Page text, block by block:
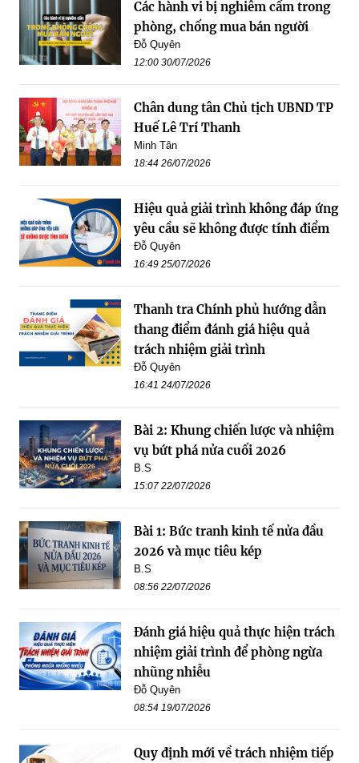
Các hành vi bị nghiêm cấm trong
phòng, chống mua bán người
Đỗ Quyên
12:00 30/07/2026
Chân dung tân Chủ tịch UBND TP
Huế Lê Trí Thanh
Minh Tân
18:44 26/07/2026
Hiệu quả giải trình không đáp ứng
yêu cầu sẽ không được tính điểm
Đỗ Quyên
16:49 25/07/2026
Thanh tra Chính phủ hướng dẫn
thang điểm đánh giá hiệu quả
trách nhiệm giải trình
Đỗ Quyên
16:41 24/07/2026
Bài 2: Khung chiến lược và nhiệm
vụ bứt phá nửa cuối 2026
B.S
15:07 22/07/2026
Bài 1: Bức tranh kinh tế nửa đầu
2026 và mục tiêu kép
B.S
08:56 22/07/2026
Đánh giá hiệu quả thực hiện trách
nhiệm giải trình để phòng ngừa
nhũng nhiễu
Đỗ Quyên
08:54 19/07/2026
Quy định mới về trách nhiệm tiếp